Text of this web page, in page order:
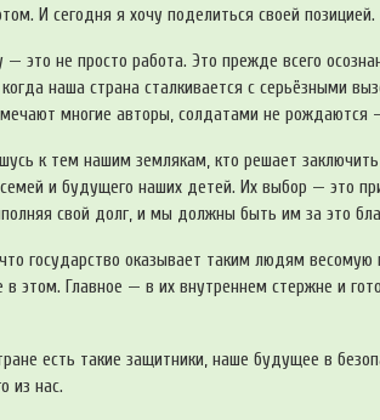
И сегодня я хочу поделиться своей позицией.
это не просто работа. Это прежде всего
наша страна сталкивается с серьёзными
многие авторы, солдатами не рождаются
к тем нашим землякам, кто решает
и будущего наших детей. Их выбор — это
свой долг, и мы должны быть им за это
государство оказывает таким людям
этом. Главное — в их внутреннем стержне и
есть такие защитники, наше будущее в
из нас.